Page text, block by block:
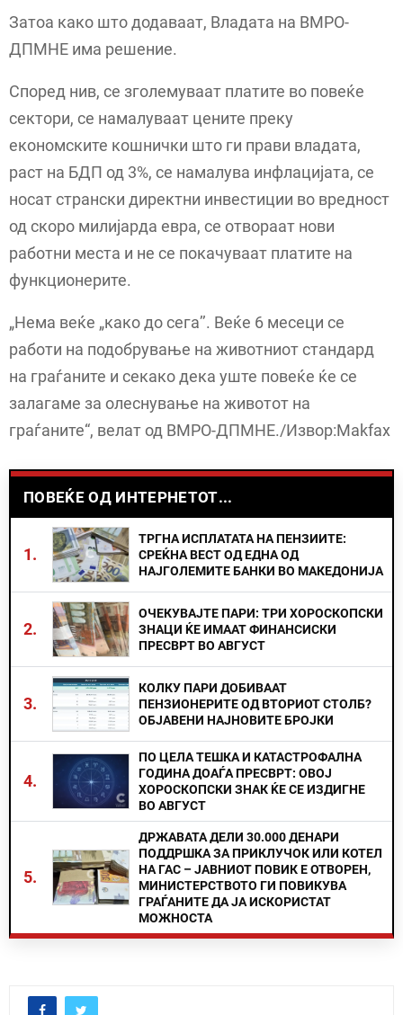
Затоа како што додаваат, Владата на ВМРО-
ДПМНЕ има решение.
Според нив, се зголемуваат платите во повеќе
сектори, се намалуваат цените преку
економските кошнички што ги прави владата,
раст на БДП од 3%, се намалува инфлацијата, се
носат странски директни инвестиции во вредност
од скоро милијарда евра, се отвораат нови
работни места и не се покачуваат платите на
функционерите.
„Нема веќе „како до сега’’. Веќе 6 месеци се
работи на подобрување на животниот стандард
на граѓаните и секако дека уште повеќе ќе се
залагаме за олеснување на животот на
граѓаните“, велат од ВМРО-ДПМНЕ./Извор:Makfax
ПОВЕЌЕ ОД ИНТЕРНЕТОТ...
1.
ТРГНА ИСПЛАТАТА НА ПЕНЗИИТЕ:
СРЕЌНА ВЕСТ ОД ЕДНА ОД
НАЈГОЛЕМИТЕ БАНКИ ВО МАКЕДОНИЈА
2.
ОЧЕКУВАЈТЕ ПАРИ: ТРИ ХОРОСКОПСКИ
ЗНАЦИ ЌЕ ИМААТ ФИНАНСИСКИ
ПРЕСВРТ ВО АВГУСТ
3.
КОЛКУ ПАРИ ДОБИВААТ
ПЕНЗИОНЕРИТЕ ОД ВТОРИОТ СТОЛБ?
ОБЈАВЕНИ НАЈНОВИТЕ БРОЈКИ
4.
ПО ЦЕЛА ТЕШКА И КАТАСТРОФАЛНА
ГОДИНА ДОАЃА ПРЕСВРТ: ОВОЈ
ХОРОСКОПСКИ ЗНАК ЌЕ СЕ ИЗДИГНЕ
ВО АВГУСТ
5.
ДРЖАВАТА ДЕЛИ 30.000 ДЕНАРИ
ПОДДРШКА ЗА ПРИКЛУЧОК ИЛИ КОТЕЛ
НА ГАС – ЈАВНИОТ ПОВИК Е ОТВОРЕН,
МИНИСТЕРСТВОТО ГИ ПОВИКУВА
ГРАЃАНИТЕ ДА ЈА ИСКОРИСТАТ
МОЖНОСТА